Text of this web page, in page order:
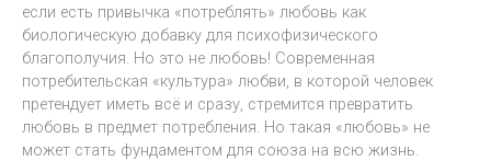
если есть привычка «потреблять» любовь как
биологическую добавку для психофизического
благополучия. Но это не любовь! Современная
потребительская «культура» любви, в которой человек
претендует иметь всё и сразу, стремится превратить
любовь в предмет потребления. Но такая «любовь» не
может стать фундаментом для союза на всю жизнь.